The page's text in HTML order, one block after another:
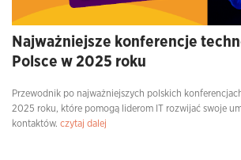
Najważniejsze konferencje
Polsce w 2025 roku
Przewodnik po najważniejszych polskich
2025 roku, które pomogą liderom IT rozwijać swoje
kontaktów. czytaj dalej